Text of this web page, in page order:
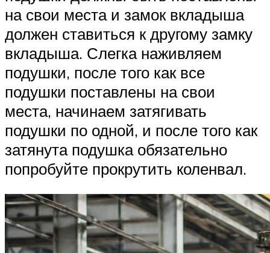
на свои места и замок вкладыша
должен ставиться к другому замку
вкладыша. Слегка наживляем
подушки, после того как все
подушки поставлены на свои
места, начинаем затягивать
подушки по одной, и после того как
затянута подушка обязательно
попробуйте прокрутить коленвал.